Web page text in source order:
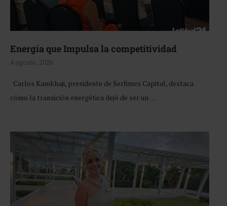
Energía que Impulsa la competitividad
4 agosto, 2026
Carlos Kamkhaji, presidente de Serfimex Capital, destaca
cómo la transición energética dejó de ser un …